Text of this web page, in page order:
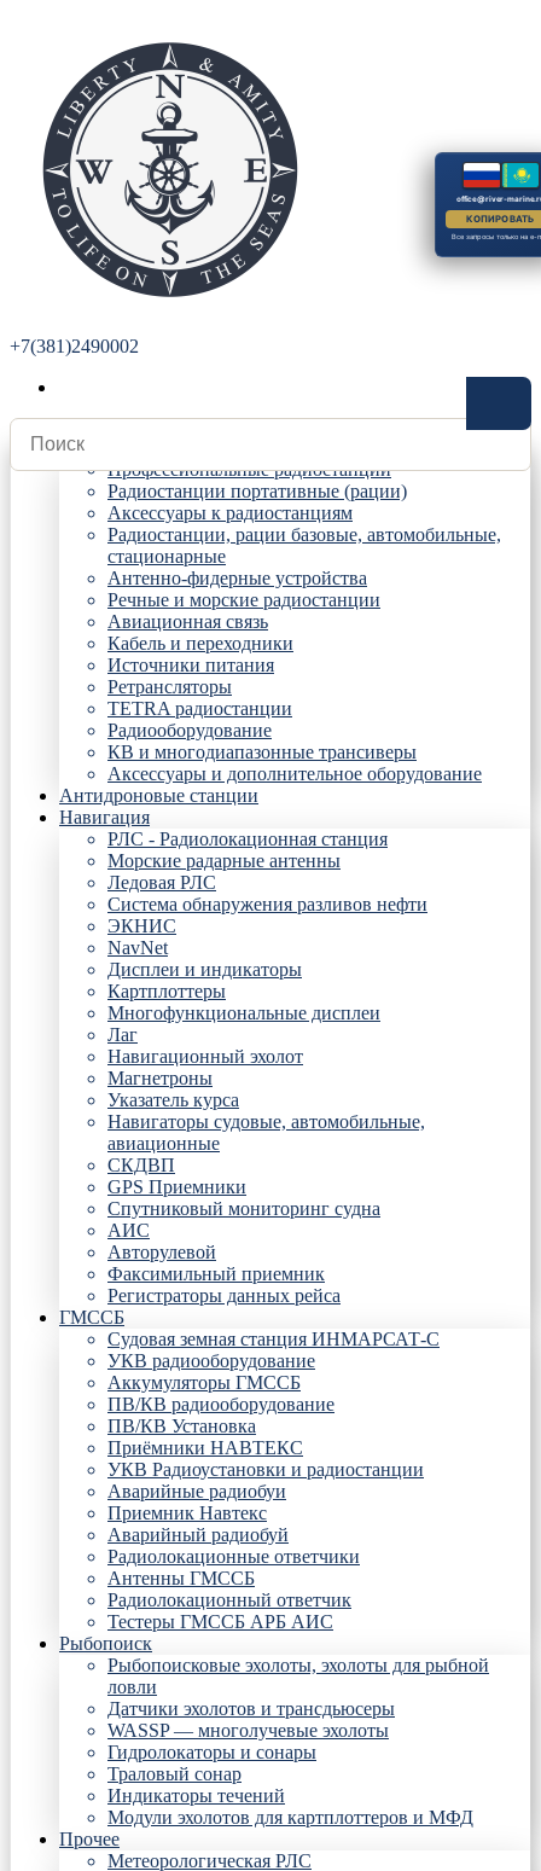
+7(381)2490002
Радиостанции
Профессиональные радиостанции
Радиостанции портативные (рации)
Аксессуары к радиостанциям
Радиостанции, рации базовые, автомобильные,
стационарные
Антенно-фидерные устройства
Речные и морские радиостанции
Авиационная связь
Кабель и переходники
Источники питания
Ретрансляторы
TETRA радиостанции
Радиооборудование
КВ и многодиапазонные трансиверы
Аксессуары и дополнительное оборудование
Антидроновые станции
Навигация
РЛС - Радиолокационная станция
Морские радарные антенны
Ледовая РЛС
Система обнаружения разливов нефти
ЭКНИС
NavNet
Дисплеи и индикаторы
Картплоттеры
Многофункциональные дисплеи
Лаг
Навигационный эхолот
Магнетроны
Указатель курса
Навигаторы судовые, автомобильные,
авиационные
СКДВП
GPS Приемники
Спутниковый мониторинг судна
АИС
Авторулевой
Факсимильный приемник
Регистраторы данных рейса
ГМССБ
Судовая земная станция ИНМАРСАТ-С
УКВ радиооборудование
Аккумуляторы ГМССБ
ПВ/КВ радиооборудование
ПВ/КВ Установка
Приёмники НАВТЕКС
УКВ Радиоустановки и радиостанции
Аварийные радиобуи
Приемник Навтекс
Аварийный радиобуй
Радиолокационные ответчики
Антенны ГМССБ
Радиолокационный ответчик
Тестеры ГМССБ АРБ АИС
Рыбопоиск
Рыбопоисковые эхолоты, эхолоты для рыбной
ловли
Датчики эхолотов и трансдьюсеры
WASSP — многолучевые эхолоты
Гидролокаторы и сонары
Траловый сонар
Индикаторы течений
Модули эхолотов для картплоттеров и МФД
Прочее
Метеорологическая РЛС
office@river-
КОПИРОВАТЬ
Все запросы только на e-